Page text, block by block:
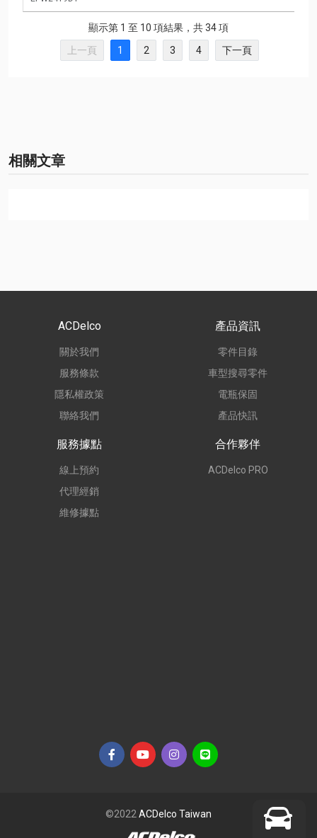
顯示第 1 至 10 項結果，共 34 項
上一頁 1 2 3 4 下一頁
相關文章
ACDelco
關於我們
服務條款
隱私權政策
聯絡我們
產品資訊
零件目錄
車型搜尋零件
電瓶保固
產品快訊
服務據點
線上預約
代理經銷
維修據點
合作夥伴
ACDelco PRO
©2022 ACDelco Taiwan